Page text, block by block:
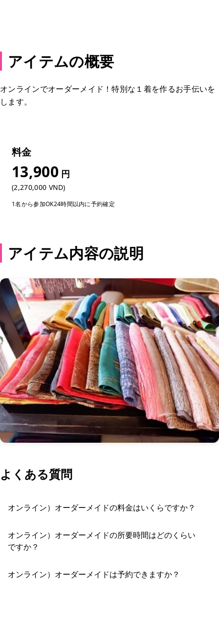
アイテムの概要
オンラインでオーダーメイド！特別な１着を作るお手伝いを
します。
料金
13,900 円
(2,270,000 VND)
1名から参加OK24時間以内に予約確定
アイテム内容の説明
よくある質問
オンライン）オーダーメイドの料金はいくらですか？
オンライン）オーダーメイドの所要時間はどのくらい
ですか？
オンライン）オーダーメイドは予約できますか？